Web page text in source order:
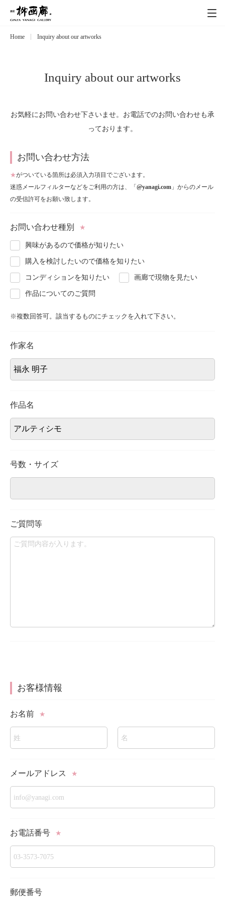
Exhibitions
Schedule
About
Blog
Contact
Home Inquiry about our artworks
Inquiry about our artworks
お気軽にお問い合わせ下さいませ。お電話でのお問い合わせも承
っております。
お問い合わせ方法
★がついている箇所は必須入力項目でございます。
迷惑メールフィルターなどをご利用の方は、「 @yanagi.com 」からのメール
の受信許可をお願い致します。
お問い合わせ種別 ★
興味があるので価格が知りたい
購入を検討したいので価格を知りたい
コンディションを知りたい 画廊で現物を見たい
作品についてのご質問
※複数回答可。該当するものにチェックを入れて下さい。
作家名
作品名
号数・サイズ
ご質問等
お客様情報
お名前 ★
メールアドレス ★
お電話番号 ★
郵便番号